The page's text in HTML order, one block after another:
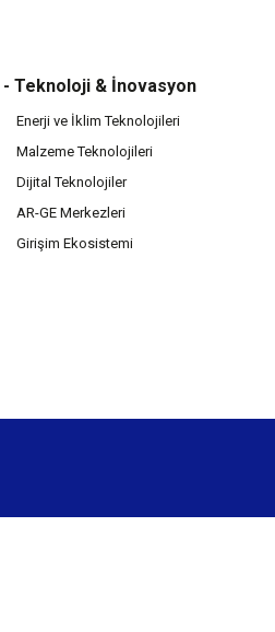
- Teknoloji & İnovasyon
Enerji ve İklim Teknolojileri
Malzeme Teknolojileri
Dijital Teknolojiler
AR-GE Merkezleri
Girişim Ekosistemi